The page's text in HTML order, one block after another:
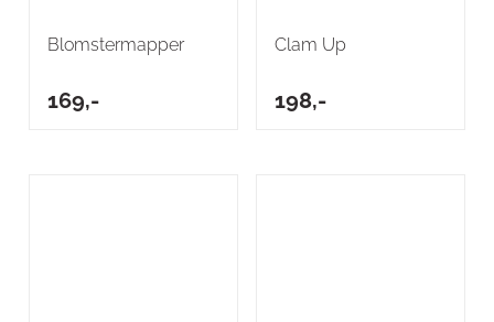
Blomstermapper
169,-
Clam Up
198,-